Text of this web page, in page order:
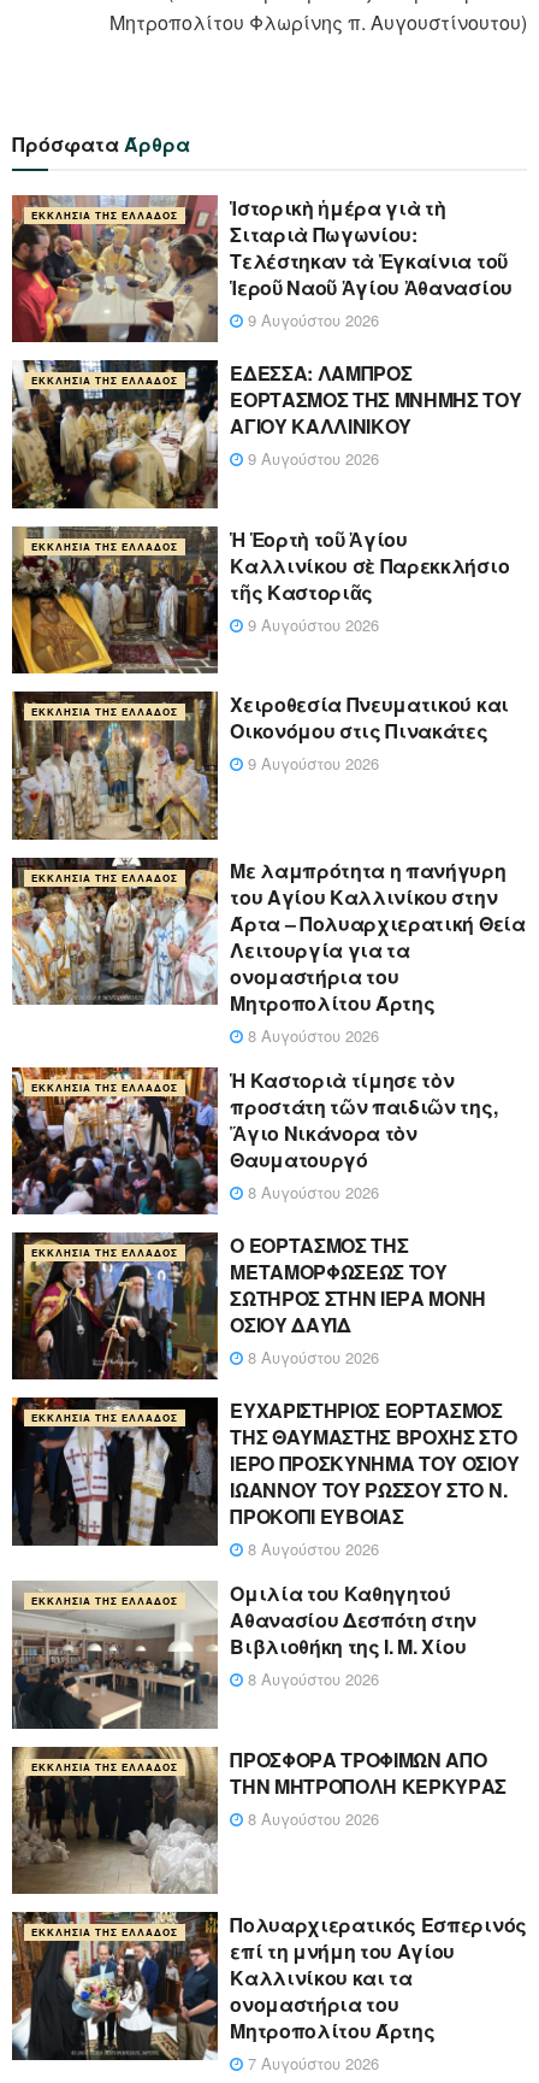
Μητροπολίτου Φλωρίνης π. Αυγουστίνουτου)
ΠρόσφαταΆρθρα
ΕΚΚΛΗΣΊΑ ΤΗΣ ΕΛΛΆΔΟΣ
Ἱστορικὴ ἡμέρα γιὰ τὴ
Σιταριὰ Πωγωνίου:
Τελέστηκαν τὰ Ἐγκαίνια τοῦ
Ἱεροῦ Ναοῦ Ἁγίου Ἀθανασίου
9 Αυγούστου 2026
ΕΚΚΛΗΣΊΑ ΤΗΣ ΕΛΛΆΔΟΣ
ΕΔΕΣΣΑ: ΛΑΜΠΡΟΣ
ΕΟΡΤΑΣΜΟΣ ΤΗΣ ΜΝΗΜΗΣ ΤΟΥ
ΑΓΙΟΥ ΚΑΛΛΙΝΙΚΟΥ
9 Αυγούστου 2026
ΕΚΚΛΗΣΊΑ ΤΗΣ ΕΛΛΆΔΟΣ
Ἡ Ἑορτὴ τοῦ Ἁγίου
Καλλινίκου σὲ Παρεκκλήσιο
τῆς Καστοριᾶς
9 Αυγούστου 2026
ΕΚΚΛΗΣΊΑ ΤΗΣ ΕΛΛΆΔΟΣ
Χειροθεσία Πνευματικού και
Οικονόμου στις Πινακάτες
9 Αυγούστου 2026
ΕΚΚΛΗΣΊΑ ΤΗΣ ΕΛΛΆΔΟΣ
Με λαμπρότητα η πανήγυρη
του Αγίου Καλλινίκου στην
Άρτα – Πολυαρχιερατική Θεία
Λειτουργία για τα
ονομαστήρια του
Μητροπολίτου Άρτης
8 Αυγούστου 2026
ΕΚΚΛΗΣΊΑ ΤΗΣ ΕΛΛΆΔΟΣ
Ἡ Καστοριὰ τίμησε τὸν
προστάτη τῶν παιδιῶν της,
Ἅγιο Νικάνορα τὸν
Θαυματουργό
8 Αυγούστου 2026
ΕΚΚΛΗΣΊΑ ΤΗΣ ΕΛΛΆΔΟΣ
Ο ΕΟΡΤΑΣΜΟΣ ΤΗΣ
ΜΕΤΑΜΟΡΦΩΣΕΩΣ ΤΟΥ
ΣΩΤΗΡΟΣ ΣΤΗΝ ΙΕΡΑ ΜΟΝΗ
ΟΣΙΟΥ ΔΑΥΪΔ
8 Αυγούστου 2026
ΕΚΚΛΗΣΊΑ ΤΗΣ ΕΛΛΆΔΟΣ
ΕΥΧΑΡΙΣΤΗΡΙΟΣ ΕΟΡΤΑΣΜΟΣ
ΤΗΣ ΘΑΥΜΑΣΤΗΣ ΒΡΟΧΗΣ ΣΤΟ
ΙΕΡΟ ΠΡΟΣΚΥΝΗΜΑ ΤΟΥ ΟΣΙΟΥ
ΙΩΑΝΝΟΥ ΤΟΥ ΡΩΣΣΟΥ ΣΤΟ Ν.
ΠΡΟΚΟΠΙ ΕΥΒΟΙΑΣ
8 Αυγούστου 2026
ΕΚΚΛΗΣΊΑ ΤΗΣ ΕΛΛΆΔΟΣ
Ομιλία του Καθηγητού
Αθανασίου Δεσπότη στην
Βιβλιοθήκη της Ι. Μ. Χίου
8 Αυγούστου 2026
ΕΚΚΛΗΣΊΑ ΤΗΣ ΕΛΛΆΔΟΣ
ΠΡΟΣΦΟΡΑ ΤΡΟΦΙΜΩΝ ΑΠΟ
ΤΗΝ ΜΗΤΡΟΠΟΛΗ ΚΕΡΚΥΡΑΣ
8 Αυγούστου 2026
ΕΚΚΛΗΣΊΑ ΤΗΣ ΕΛΛΆΔΟΣ
Πολυαρχιερατικός Εσπερινός
επί τη μνήμη του Αγίου
Καλλινίκου και τα
ονομαστήρια του
Μητροπολίτου Άρτης
7 Αυγούστου 2026